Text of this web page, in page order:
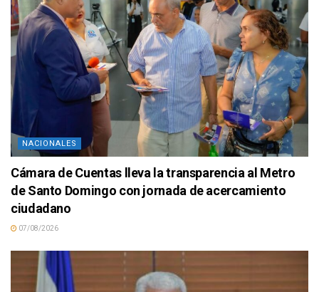
NACIONALES
Cámara de Cuentas lleva la transparencia al Metro
de Santo Domingo con jornada de acercamiento
ciudadano
07/08/2026